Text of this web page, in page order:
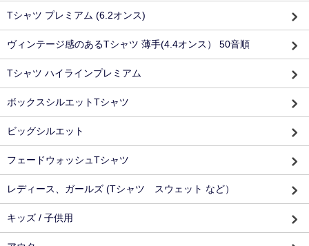
Tシャツ プレミアム (6.2オンス)
ヴィンテージ感のあるTシャツ 薄手(4.4オンス） 50音順
Tシャツ ハイラインプレミアム
ボックスシルエットTシャツ
ビッグシルエット
フェードウォッシュTシャツ
レディース、ガールズ (Tシャツ スウェット など）
キッズ / 子供用